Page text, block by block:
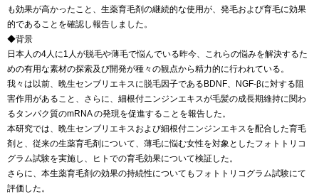
も効果が高かったこと、生薬育毛剤の継続的な使用が、発毛および育毛に効果
的であることを確認し報告しました。
◆背景
日本人の4人に1人が脱毛や薄毛で悩んでいる昨今、これらの悩みを解決するた
めの有用な素材の探索及び開発が種々の観点から精力的に行われている。
我々は以前、晩生センブリエキスに脱毛因子であるBDNF、NGF-βに対する阻
害作用があること、さらに、細根付ニンジンエキスが毛髪の成長期維持に関わ
るタンパク質のmRNA の発現を促進することを報告した。
本研究では、晩生センブリエキスおよび細根付ニンジンエキスを配合した育毛
剤と、従来の生薬育毛剤について、薄毛に悩む女性を対象としたフォトトリコ
グラム試験を実施し、ヒトでの育毛効果について検証した。
さらに、本生薬育毛剤の効果の持続性についてもフォトトリコグラム試験にて
評価した。